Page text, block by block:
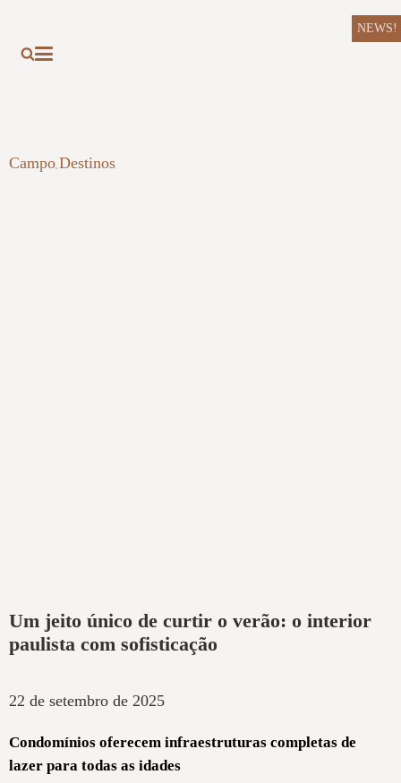
NEWS!
Campo, Destinos
Um jeito único de curtir o verão: o interior
paulista com sofisticação
22 de setembro de 2025
Condomínios oferecem infraestruturas completas de
lazer para todas as idades